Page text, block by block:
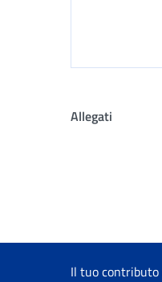
Allegati
Il tuo contributo